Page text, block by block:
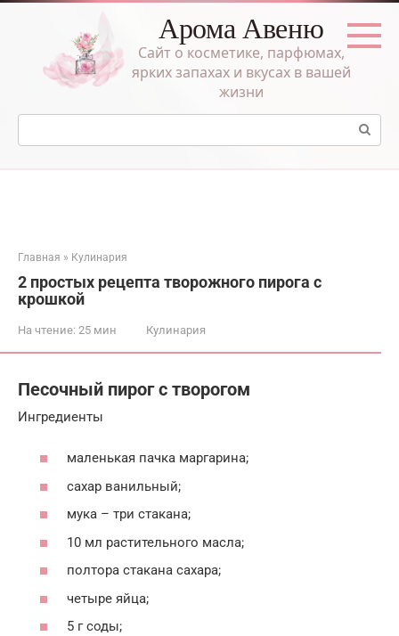
Перейти
Арома Авеню
Сайт о косметике, парфюмах,
ярких запахах и вкусах в вашей
жизни
Поиск:
Главная » Кулинария
2 простых рецепта творожного пирога с
крошкой
На чтение: 25 мин Кулинария
Песочный пирог с творогом
Ингредиенты
маленькая пачка маргарина;
сахар ванильный;
мука – три стакана;
10 мл растительного масла;
полтора стакана сахара;
четыре яйца;
5 г соды;